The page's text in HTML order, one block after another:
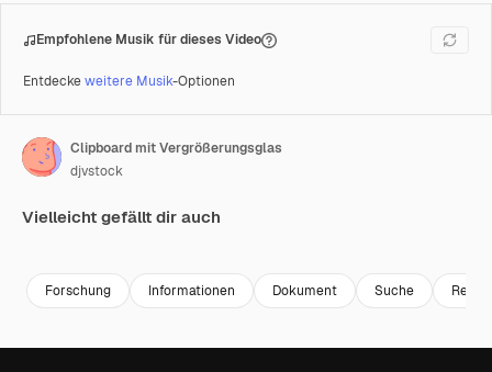
Empfohlene Musik für dieses Video
Entdeckeweitere Musik-Optionen
Clipboard mit Vergrößerungsglas
djvstock
Vielleicht gefällt dir auch
Forschung Informationen Dokument Suche